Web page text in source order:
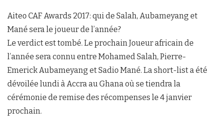
Aiteo CAF Awards 2017: qui de Salah, Aubameyang et
Mané sera le joueur de l’année?
Le verdict est tombé. Le prochain Joueur africain de
l’année sera connu entre Mohamed Salah, Pierre-
Emerick Aubameyang et Sadio Mané. La short-list a été
dévoilée lundi à Accra au Ghana où se tiendra la
cérémonie de remise des récompenses le 4 janvier
prochain.